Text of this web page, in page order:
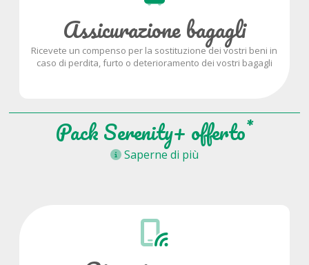
Assicurazione bagagli
Ricevete un compenso per la sostituzione dei vostri beni in
caso di perdita, furto o deterioramento dei vostri bagagli
Pack Serenity+ offerto*
Saperne di più